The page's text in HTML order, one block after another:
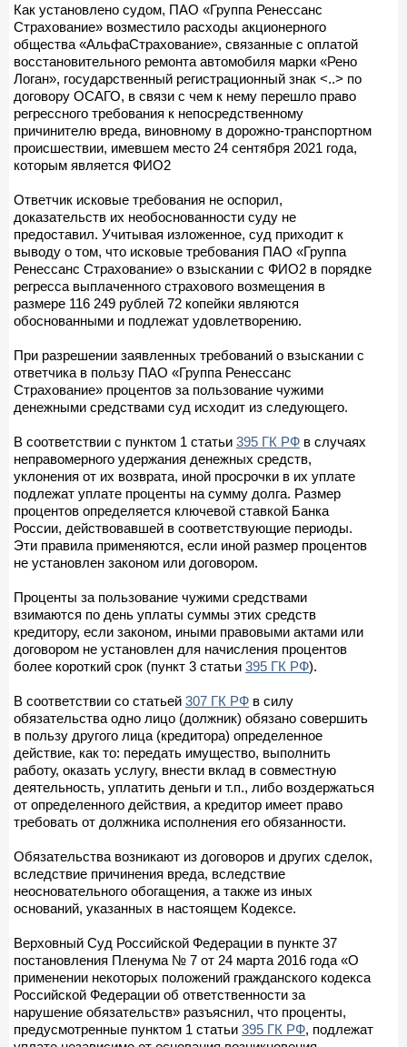
Как установлено судом, ПАО «Группа Ренессанс
Страхование» возместило расходы акционерного
общества «АльфаСтрахование», связанные с оплатой
восстановительного ремонта автомобиля марки «Рено
Логан», государственный регистрационный знак <..> по
договору ОСАГО, в связи с чем к нему перешло право
регрессного требования к непосредственному
причинителю вреда, виновному в дорожно-транспортном
происшествии, имевшем место 24 сентября 2021 года,
которым является ФИО2
Ответчик исковые требования не оспорил,
доказательств их необоснованности суду не
предоставил. Учитывая изложенное, суд приходит к
выводу о том, что исковые требования ПАО «Группа
Ренессанс Страхование» о взыскании с ФИО2 в порядке
регресса выплаченного страхового возмещения в
размере 116 249 рублей 72 копейки являются
обоснованными и подлежат удовлетворению.
При разрешении заявленных требований о взыскании с
ответчика в пользу ПАО «Группа Ренессанс
Страхование» процентов за пользование чужими
денежными средствами суд исходит из следующего.
В соответствии с пунктом 1 статьи 395 ГК РФ в случаях
неправомерного удержания денежных средств,
уклонения от их возврата, иной просрочки в их уплате
подлежат уплате проценты на сумму долга. Размер
процентов определяется ключевой ставкой Банка
России, действовавшей в соответствующие периоды.
Эти правила применяются, если иной размер процентов
не установлен законом или договором.
Проценты за пользование чужими средствами
взимаются по день уплаты суммы этих средств
кредитору, если законом, иными правовыми актами или
договором не установлен для начисления процентов
более короткий срок (пункт 3 статьи 395 ГК РФ).
В соответствии со статьей 307 ГК РФ в силу
обязательства одно лицо (должник) обязано совершить
в пользу другого лица (кредитора) определенное
действие, как то: передать имущество, выполнить
работу, оказать услугу, внести вклад в совместную
деятельность, уплатить деньги и т.п., либо воздержаться
от определенного действия, а кредитор имеет право
требовать от должника исполнения его обязанности.
Обязательства возникают из договоров и других сделок,
вследствие причинения вреда, вследствие
неосновательного обогащения, а также из иных
оснований, указанных в настоящем Кодексе.
Верховный Суд Российской Федерации в пункте 37
постановления Пленума № 7 от 24 марта 2016 года «О
применении некоторых положений гражданского кодекса
Российской Федерации об ответственности за
нарушение обязательств» разъяснил, что проценты,
предусмотренные пунктом 1 статьи 395 ГК РФ, подлежат